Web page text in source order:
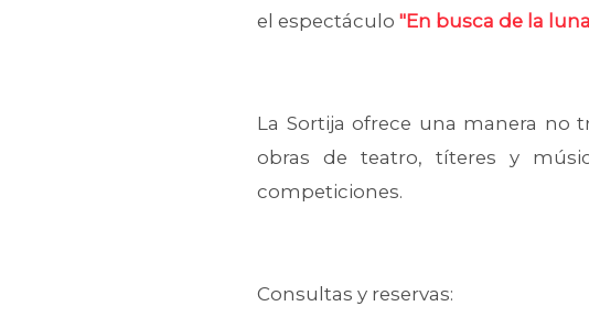
el espectáculo"En busca de la
La Sortija ofrece una manera no
obras de teatro, títeres y
competiciones.
Consultas y reservas: